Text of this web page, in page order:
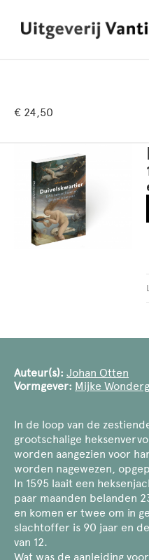
€ 24,50
Auteur(s): Johan Otten
Vormgever: Mijke
In de loop van de
grootschalige
worden aangezien voor
worden nagewezen,
In 1595 laait een
paar maanden belanden
en komen er twee om in
slachtoffer is 90 jaar en
van 12.
Wat was de aanleiding